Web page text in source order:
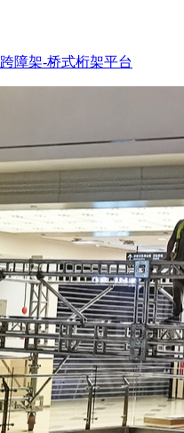
跨障架-桥式桁架平台